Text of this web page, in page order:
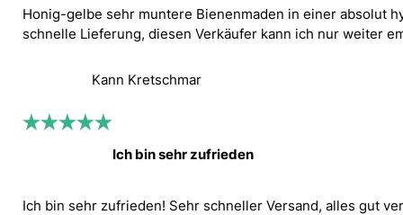
Honig-gelbe sehr muntere Bienenmaden in einer absolut
schnelle Lieferung, diesen Verkäufer kann ich nur weiter
Kann Kretschmar
Ich bin sehr zufrieden
Ich bin sehr zufrieden! Sehr schneller Versand, alles gut